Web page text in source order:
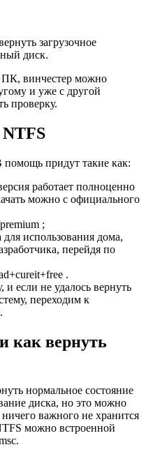
загрузочное
диск.
ПК, винчестер можно
и уже с другой
проверку.
помощь придут такие как:
работает полноценно
можно с официального
;
использования дома,
перейдя по
.
если не удалось вернуть
переходим к
как вернуть
нормальное состояние
диска, но это можно
важного не хранится
можно встроенной